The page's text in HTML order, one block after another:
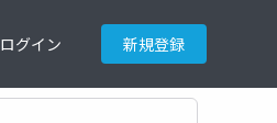
ログイン 新規登録